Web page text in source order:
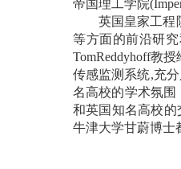
帝国理工学院
英国皇家工程
等方面的前沿研
TomReddyhoff教授
传感监测系统,充
名高校的学术氛围
和英国知名高校
牛津大学甘蔚博士